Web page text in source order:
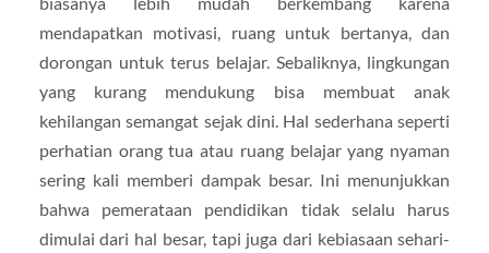
mendapatkan motivasi, ruang untuk bertanya, dan
dorongan untuk terus belajar. Sebaliknya, lingkungan
yang kurang mendukung bisa membuat anak
kehilangan semangat sejak dini. Hal sederhana seperti
perhatian orang tua atau ruang belajar yang nyaman
sering kali memberi dampak besar. Ini menunjukkan
bahwa pemerataan pendidikan tidak selalu harus
dimulai dari hal besar, tapi juga dari kebiasaan sehari-